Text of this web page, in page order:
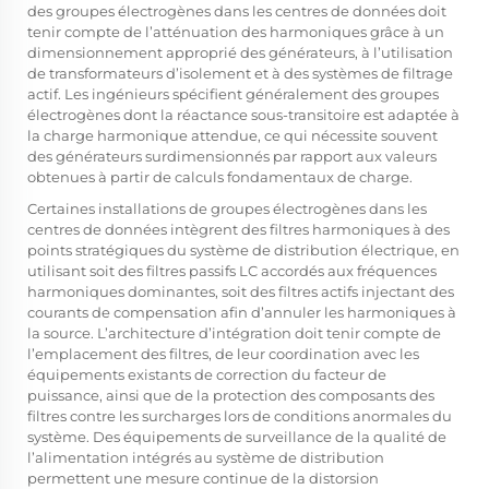
des groupes électrogènes dans les centres de données doit
tenir compte de l’atténuation des harmoniques grâce à un
dimensionnement approprié des générateurs, à l’utilisation
de transformateurs d’isolement et à des systèmes de filtrage
actif. Les ingénieurs spécifient généralement des groupes
électrogènes dont la réactance sous-transitoire est adaptée à
la charge harmonique attendue, ce qui nécessite souvent
des générateurs surdimensionnés par rapport aux valeurs
obtenues à partir de calculs fondamentaux de charge.
Certaines installations de groupes électrogènes dans les
centres de données intègrent des filtres harmoniques à des
points stratégiques du système de distribution électrique, en
utilisant soit des filtres passifs LC accordés aux fréquences
harmoniques dominantes, soit des filtres actifs injectant des
courants de compensation afin d’annuler les harmoniques à
la source. L’architecture d’intégration doit tenir compte de
l’emplacement des filtres, de leur coordination avec les
équipements existants de correction du facteur de
puissance, ainsi que de la protection des composants des
filtres contre les surcharges lors de conditions anormales du
système. Des équipements de surveillance de la qualité de
l’alimentation intégrés au système de distribution
permettent une mesure continue de la distorsion